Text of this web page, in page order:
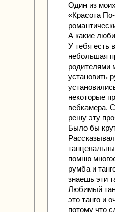
Один из
«Красота
А какие
У тебя есть
небольшая
родителями
установить
некоторые
вебкамера.
решу эту
Было бы
помню
румба и
знаешь эти
Любимый
это танго и
потому что